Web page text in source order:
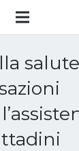
salute